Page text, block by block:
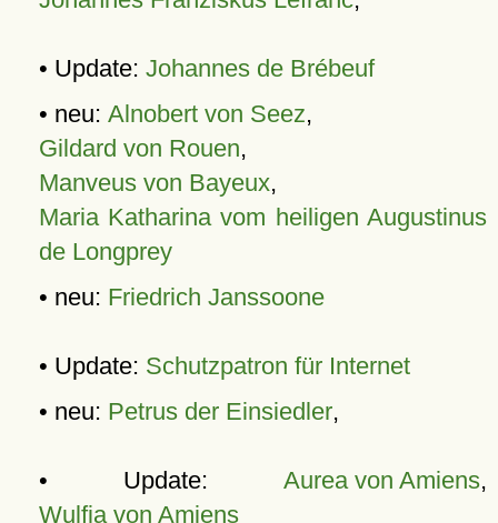
• Update: Johannes de Brébeuf
• neu: Alnobert von Seez,
Gildard von Rouen,
Manveus von Bayeux,
Maria Katharina vom heiligen Augustinus
de Longprey
• neu: Friedrich Janssoone
• Update: Schutzpatron für Internet
• neu: Petrus der Einsiedler,
• Update: Aurea von Amiens,
Wulfia von Amiens